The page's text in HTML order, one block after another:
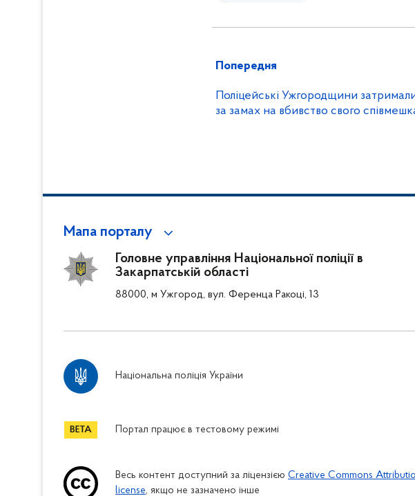
Попередня
Поліцейські Ужгородщини
за замах на вбивство свого
Мапа порталу
Головне управління Національної поліції в
Закарпатській області
88000, м Ужгород, вул. Ференца Ракоці, 13
Національна поліція України
Портал працює в тестовому режимі
Весь контент доступний за ліцензією Creative Commons
license, якщо не зазначено інше